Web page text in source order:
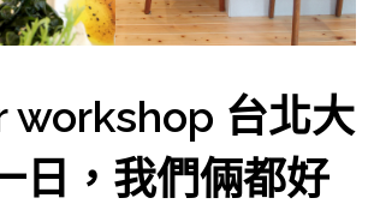
workshop 台北大
日，我們倆都好